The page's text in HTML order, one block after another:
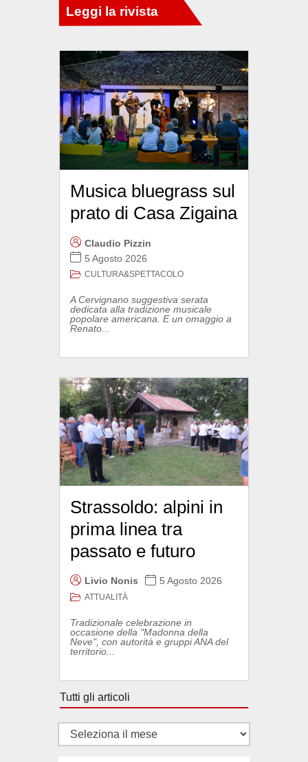
Musica bluegrass sul
prato di Casa Zigaina
Claudio Pizzin
5 Agosto 2026
CULTURA&SPETTACOLO
A Cervignano suggestiva serata
dedicata alla tradizione musicale
popolare americana. E un omaggio a
Renato...
Strassoldo: alpini in
prima linea tra
passato e futuro
Livio Nonis 5 Agosto 2026
ATTUALITÀ
Tradizionale celebrazione in
occasione della "Madonna della
Neve", con autorità e gruppi ANA del
territorio...
Tutti gli articoli
Tutti